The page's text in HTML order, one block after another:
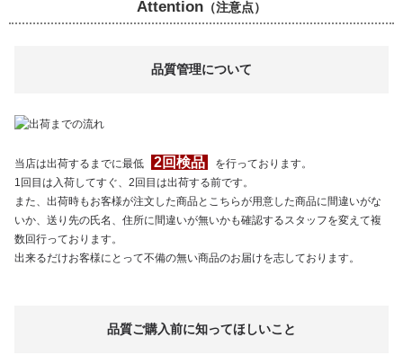
Attention （注意点）
品質管理について
当店は出荷するまでに最低 2回検品
を行っております。
1回目は入荷してすぐ、2回目は出荷する前です。
また、出荷時もお客様が注文した商品とこちらが用意した商品に間違いがな
いか、送り先の氏名、住所に間違いが無いかも確認するスタッフを変えて複
数回行っております。
出来るだけお客様にとって不備の無い商品のお届けを志しております。
品質ご購入前に知ってほしいこと